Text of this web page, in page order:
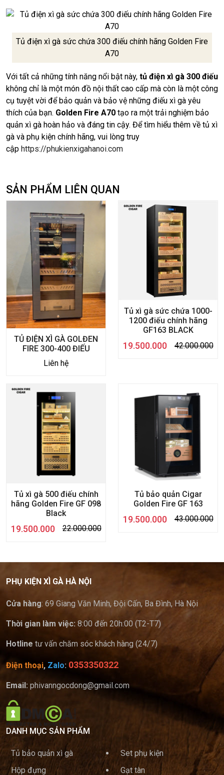
Tủ điện xì gà sức chứa 300 điếu chính hãng Golden Fire
A70
Với tất cả những tính năng nổi bật này, tủ điện xì gà 300 điếu
không chỉ là một món đồ nội thất cao cấp mà còn là một công
cụ tuyệt vời để bảo quản và bảo vệ những điếu xì gà yêu
thích của bạn. Golden Fire A70 tạo ra một trải nghiệm bảo
quản xì gà hoàn hảo và đáng tin cậy. Để tìm hiểu thêm về tủ xì
gà và phụ kiện chính hãng, vui lòng truy
cập https://phukienxigahanoi.com
SẢN PHẨM LIÊN QUAN
TỦ ĐIỆN XÌ GÀ GOLĐEN
FIRE 300-400 ĐIẾU
Liên hệ
Tủ xì gà sức chứa 1000-
1200 điếu chính hãng
GF163 BLACK
19.500.000 42.000.000
Tủ xì gà 500 điếu chính
hãng Golden Fire GF 098
Black
19.500.000 22.000.000
Tủ bảo quản Cigar
Golden Fire GF 163
19.500.000 43.000.000
PHỤ KIỆN XÌ GÀ HÀ NỘI
Cửa hàng: 69 Giang Văn Minh, Đội Cấn, Ba Đình, Hà Nội
Thời gian làm việc: 8:00 đến 20h:00 (T2-T7)
Hotline tư vấn chăm sóc khách hàng (24/7)
Điện thoại, Zalo: 0353350322
Email: phivanngocdong@gmail.com
DANH MỤC SẢN PHẨM
Tủ bảo quản xì gà
Set phụ kiện
Hộp đựng
Gạt tàn